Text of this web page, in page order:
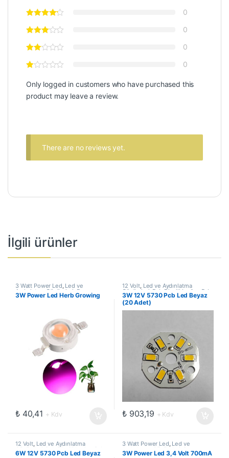
0
0
0
0
Only logged in customers who have purchased this
product may leave a review.
There are no reviews yet.
İlgili ürünler
3 Watt Power Led, Led ve
Aydınlatma Çözümleri ,Power
Ledler
3W Power Led Herb Growing
₺40,41 + Kdv
12 Volt, Led ve Aydınlatma
Çözümleri,Pcb Dizgili Ledler Pcb
Ledler
3W 12V 5730 Pcb Led Beyaz
(20 Adet)
₺903,19 + Kdv
12 Volt, Led ve Aydınlatma
Çözümleri,Pcb Dizgili Ledler
Ledler
6W 12V 5730 Pcb Led Beyaz
3 Watt Power Led, Led ve
Aydınlatma Çözümleri, Power
Ledler
3W Power Led 3,4 Volt 700mA